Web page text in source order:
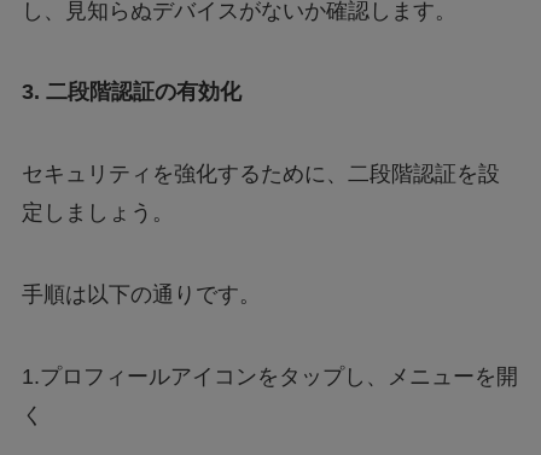
し、見知らぬデバイスがないか確認します。
3. 二段階認証の有効化
セキュリティを強化するために、二段階認証を設
定しましょう。
手順は以下の通りです。
1.プロフィールアイコンをタップし、メニューを開
く